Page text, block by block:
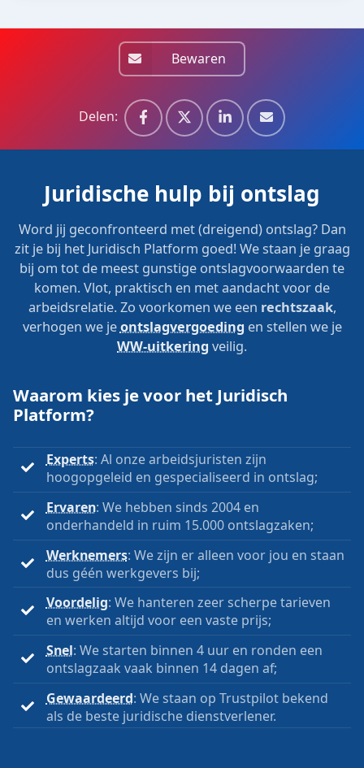
Bewaren
Delen:
Juridische hulp bij ontslag
Word jij geconfronteerd met (dreigend) ontslag? Dan
zit je bij het Juridisch Platform goed! We staan je graag
bij om tot de meest gunstige ontslagvoorwaarden te
komen. Vlot, praktisch en met aandacht voor de
arbeidsrelatie. Zo voorkomen we een rechtszaak,
verhogen we jeontslagvergoeding en stellen we je
WW-uitkering veilig.
Waarom kies je voor het Juridisch
Platform?
Experts: Al onze arbeidsjuristen zijn
hoogopgeleid en gespecialiseerd in ontslag;
Ervaren: We hebben sinds 2004 en
onderhandeld in ruim 15.000 ontslagzaken;
Werknemers: We zijn er alleen voor jou en staan
dus géén werkgevers bij;
Voordelig: We hanteren zeer scherpe tarieven
en werken altijd voor een vaste prijs;
Snel: We starten binnen 4 uur en ronden een
ontslagzaak vaak binnen 14 dagen af;
Gewaardeerd: We staan op Trustpilot bekend
als de beste juridische dienstverlener.